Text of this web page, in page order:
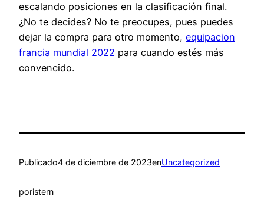
escalando posiciones en la clasificación final.
¿No te decides? No te preocupes, pues puedes
dejar la compra para otro momento, equipacion
francia mundial 2022 para cuando estés más
convencido.
Publicado4 de diciembre de 2023enUncategorized
poristern